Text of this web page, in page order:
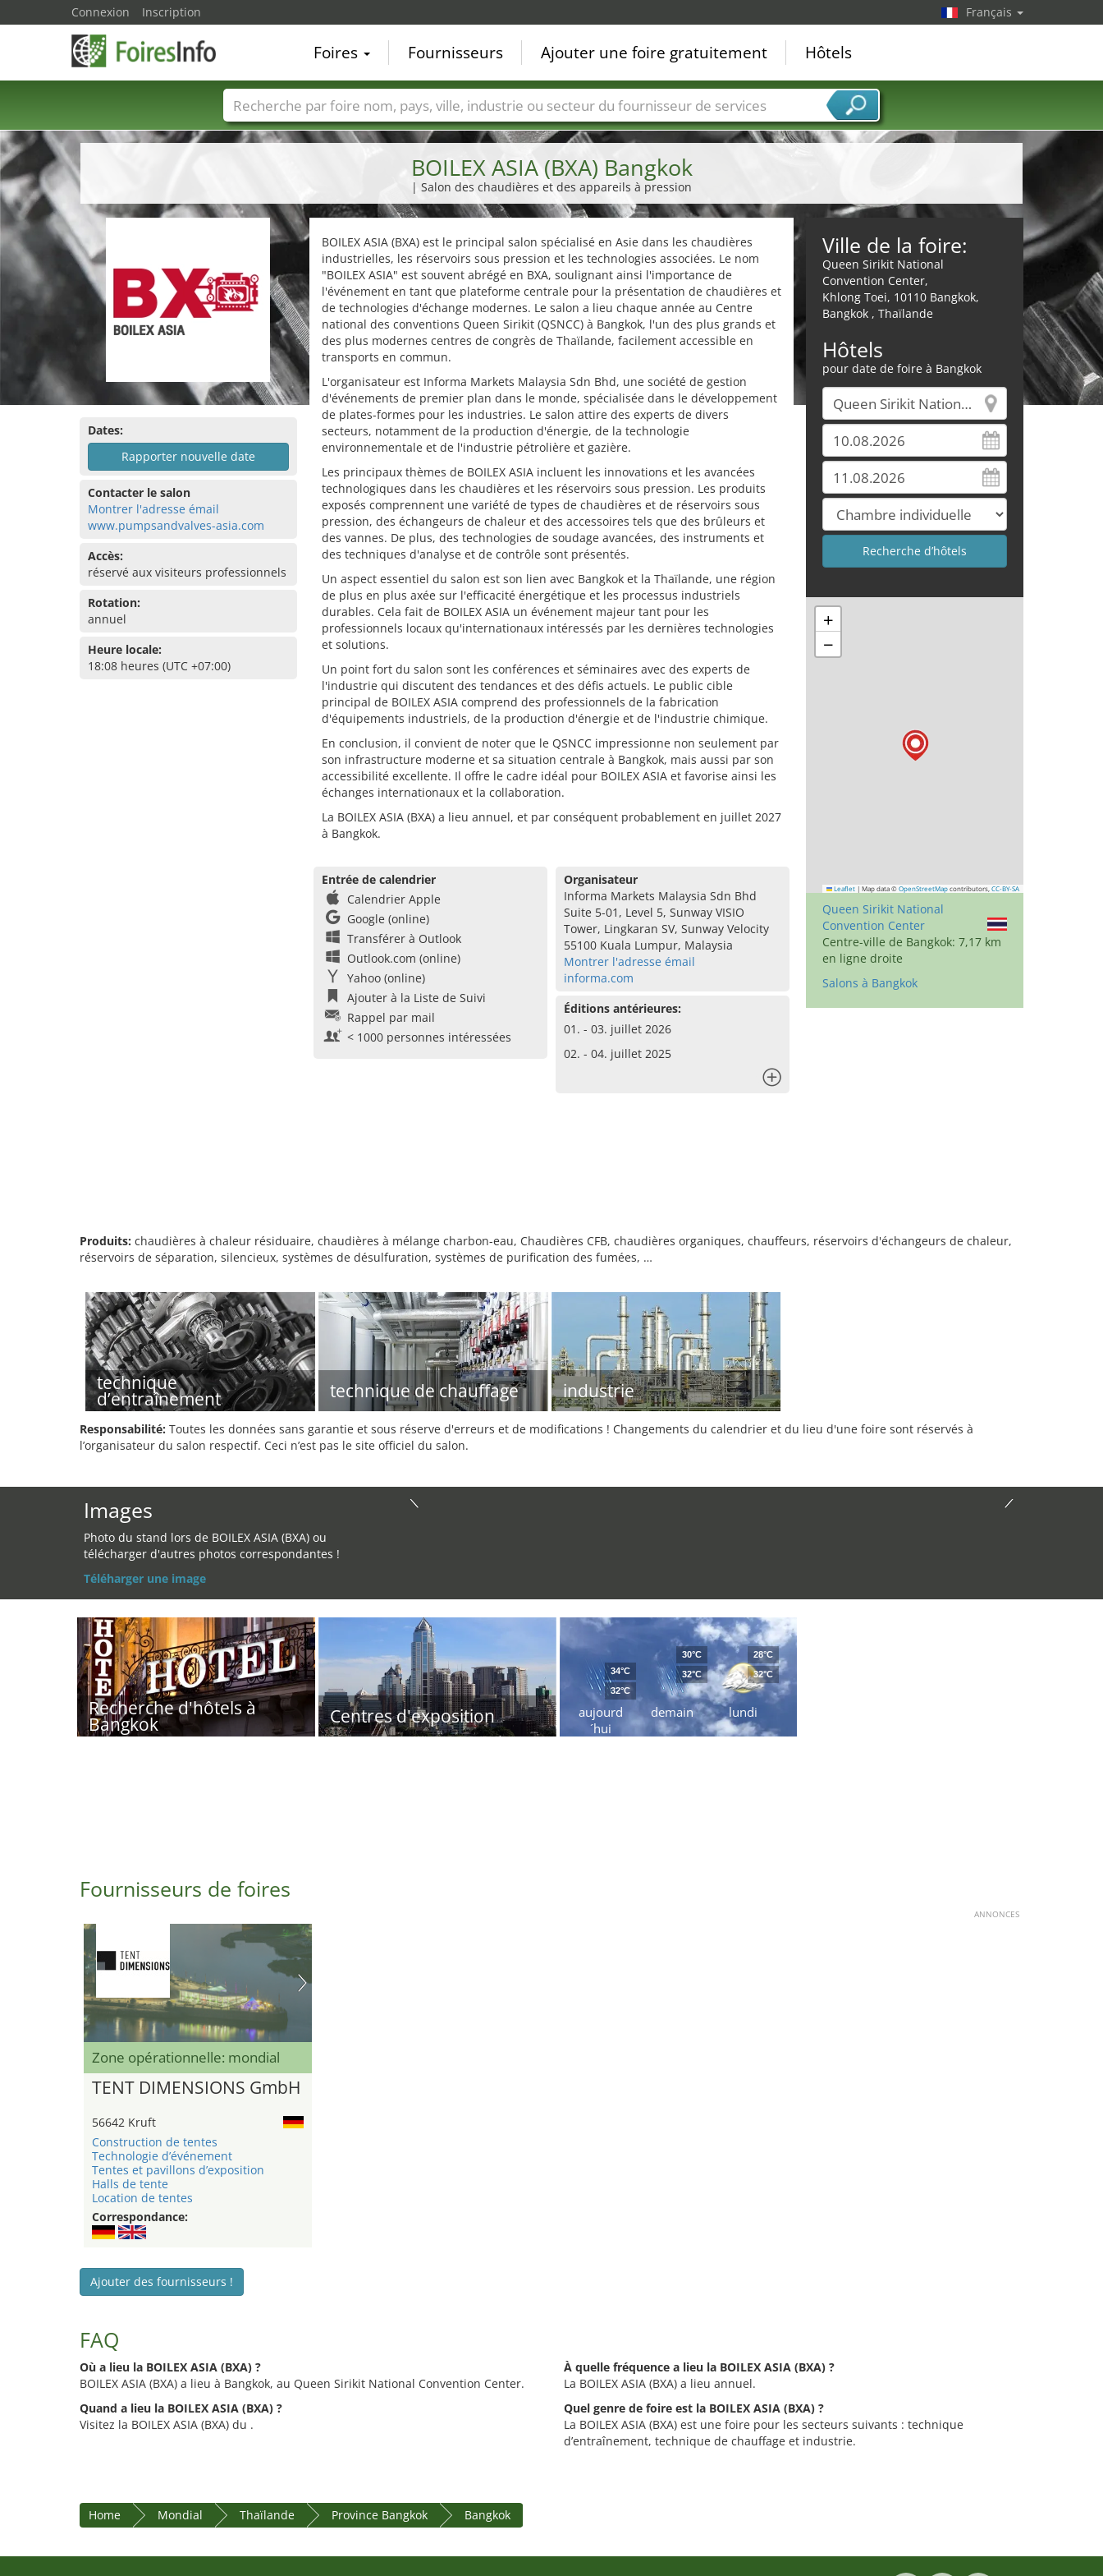
BOILEX ASIA (BXA) Bangkok
| Salon des chaudières et des appareils à pression
Dates:
Rapporter nouvelle date
Contacter le salon
Montrer l'adresse émail
www.pumpsandvalves-asia.com
Accès:
réservé aux visiteurs professionnels
Rotation:
annuel
Heure locale:
18:08 heures (UTC +07:00)
BOILEX ASIA (BXA) est le principal salon spécialisé en Asie dans les chaudières
industrielles, les réservoirs sous pression et les technologies associées. Le nom
"BOILEX ASIA" est souvent abrégé en BXA, soulignant ainsi l'importance de
l'événement en tant que plateforme centrale pour la présentation de chaudières et
de technologies d'échange modernes. Le salon a lieu chaque année au Centre
national des conventions Queen Sirikit (QSNCC) à Bangkok, l'un des plus grands et
des plus modernes centres de congrès de Thaïlande, facilement accessible en
transports en commun.
L'organisateur est Informa Markets Malaysia Sdn Bhd, une société de gestion
d'événements de premier plan dans le monde, spécialisée dans le développement
de plates-formes pour les industries. Le salon attire des experts de divers
secteurs, notamment de la production d'énergie, de la technologie
environnementale et de l'industrie pétrolière et gazière.
Les principaux thèmes de BOILEX ASIA incluent les innovations et les avancées
technologiques dans les chaudières et les réservoirs sous pression. Les produits
exposés comprennent une variété de types de chaudières et de réservoirs sous
pression, des échangeurs de chaleur et des accessoires tels que des brûleurs et
des vannes. De plus, des technologies de soudage avancées, des instruments et
des techniques d'analyse et de contrôle sont présentés.
Un aspect essentiel du salon est son lien avec Bangkok et la Thaïlande, une région
de plus en plus axée sur l'efficacité énergétique et les processus industriels
durables. Cela fait de BOILEX ASIA un événement majeur tant pour les
professionnels locaux qu'internationaux intéressés par les dernières technologies
et solutions.
Un point fort du salon sont les conférences et séminaires avec des experts de
l'industrie qui discutent des tendances et des défis actuels. Le public cible
principal de BOILEX ASIA comprend des professionnels de la fabrication
d'équipements industriels, de la production d'énergie et de l'industrie chimique.
En conclusion, il convient de noter que le QSNCC impressionne non seulement par
son infrastructure moderne et sa situation centrale à Bangkok, mais aussi par son
accessibilité excellente. Il offre le cadre idéal pour BOILEX ASIA et favorise ainsi les
échanges internationaux et la collaboration.
La BOILEX ASIA (BXA) a lieu annuel, et par conséquent probablement en juillet 2027
à Bangkok.
Entrée de calendrier
Calendrier Apple
Google (online)
Transférer à Outlook
Outlook.com (online)
Yahoo (online)
Ajouter à la Liste de Suivi
Rappel par mail
< 1000 personnes intéressées
Organisateur
Informa Markets Malaysia Sdn Bhd
Suite 5-01, Level 5, Sunway VISIO
Tower, Lingkaran SV, Sunway Velocity
55100 Kuala Lumpur, Malaysia
Montrer l'adresse émail
informa.com
Éditions antérieures:
01. - 03. juillet 2026
02. - 04. juillet 2025
Ville de la foire:
Queen Sirikit National
Convention Center,
Khlong Toei, 10110 Bangkok,
Bangkok , Thaïlande
Hôtels
pour date de foire à Bangkok
+
−
Leaflet | Map data © OpenStreetMap contributors, CC-BY-SA
Queen Sirikit National
Convention Center
Centre-ville de Bangkok: 7,17 km
en ligne droite
Salons à Bangkok
Produits: chaudières à chaleur résiduaire, chaudières à mélange charbon-eau, Chaudières CFB, chaudières organiques, chauffeurs, réservoirs d'échangeurs de chaleur,
réservoirs de séparation, silencieux, systèmes de désulfuration, systèmes de purification des fumées, …
technique
d’entraînement technique de chauffage industrie
Responsabilité: Toutes les données sans garantie et sous réserve d'erreurs et de modifications ! Changements du calendrier et du lieu d'une foire sont réservés à
l’organisateur du salon respectif. Ceci n’est pas le site officiel du salon.
Images
Photo du stand lors de BOILEX ASIA (BXA) ou
télécharger d'autres photos correspondantes !
Téléharger une image
Recherche d'hôtels à
Bangkok Centres d'exposition
aujourd
´hui
34°C
32°C
demain
30°C
32°C
lundi
28°C
32°C
Fournisseurs de foires
ANNONCES
Zone opérationnelle: mondial
TENT DIMENSIONS GmbH
56642 Kruft
Construction de tentes
Technologie d’événement
Tentes et pavillons d’exposition
Halls de tente
Location de tentes
Correspondance:
Ajouter des fournisseurs !
FAQ
Où a lieu la BOILEX ASIA (BXA) ?
BOILEX ASIA (BXA) a lieu à Bangkok, au Queen Sirikit National Convention Center.
Quand a lieu la BOILEX ASIA (BXA) ?
Visitez la BOILEX ASIA (BXA) du .
À quelle fréquence a lieu la BOILEX ASIA (BXA) ?
La BOILEX ASIA (BXA) a lieu annuel.
Quel genre de foire est la BOILEX ASIA (BXA) ?
La BOILEX ASIA (BXA) est une foire pour les secteurs suivants : technique
d’entraînement, technique de chauffage et industrie.
Home Mondial Thaïlande Province Bangkok Bangkok
Connexion Inscription Français
Foires Fournisseurs Ajouter une foire gratuitement Hôtels
Foire noms Pays Villes Secteurs de foire Secteurs du fournisseur de services